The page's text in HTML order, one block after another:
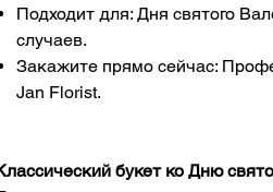
Подходит для: Дня святого
случаев.
Закажите прямо сейчас:
Jan Florist.
букет ко Дню